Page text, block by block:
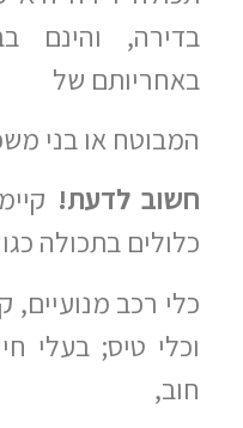
בדירה, והינם
באחריותם של
המבוטח או בני
חשוב לדעת!
כלולים בתכולה
כלי רכב מנועיים,
וכלי טיס; בעלי
חוב,